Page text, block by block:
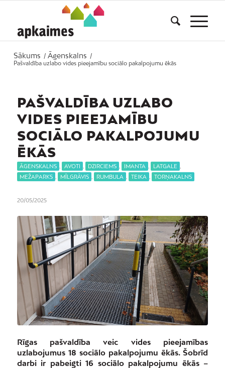
Sākums / Āgenskalns
/
Pašvaldība uzlabo vides pieejamību sociālo pakalpojumu ēkās
PAŠVALDĪBA UZLABO
VIDES PIEEJAMĪBU
SOCIĀLO PAKALPOJUMU
ĒKĀS
ĀGENSKALNS AVOTI DZIRCIEMS IMANTA LATGALE
MEŽAPARKS
MĪLGRĀVIS RUMBULA TEIKA TORŅAKALNS
20/05/2025
Rīgas pašvaldība veic vides pieejamības
uzlabojumus 18 sociālo pakalpojumu ēkās. Šobrīd
darbi ir pabeigti 16 sociālo pakalpojumu ēkās –